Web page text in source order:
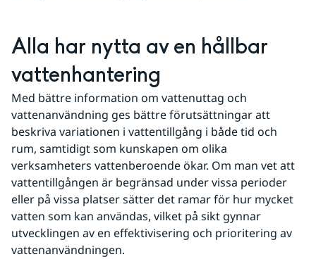
Alla har nytta av en hållbar
vattenhantering
Med bättre information om vattenuttag och
vattenanvändning ges bättre förutsättningar att
beskriva variationen i vattentillgång i både tid och
rum, samtidigt som kunskapen om olika
verksamheters vattenberoende ökar. Om man vet att
vattentillgången är begränsad under vissa perioder
eller på vissa platser sätter det ramar för hur mycket
vatten som kan användas, vilket på sikt gynnar
utvecklingen av en effektivisering och prioritering av
vattenanvändningen.